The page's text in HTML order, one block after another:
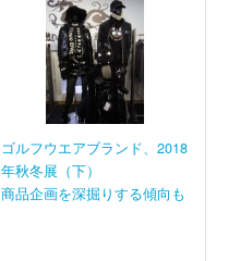
ゴルフウエアブランド、2018
年秋冬展（下）
商品企画を深掘りする傾向も